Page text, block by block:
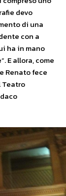
devo
di una
con a
ha in mano
E allora, come
Renato fece
Teatro